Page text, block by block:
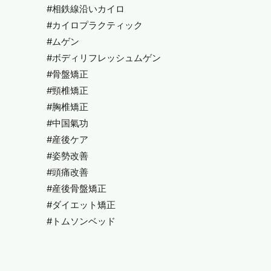
#相鉄線沿いカイロ
#カイロプラクティック
#ムゲン
#ボディリフレッシュムゲン
#骨盤矯正
#頸椎矯正
#胸椎矯正
#中国氣功
#産後ケア
#姿勢改善
#頭痛改善
#産後骨盤矯正
#ダイエット矯正
#トムソンベッド